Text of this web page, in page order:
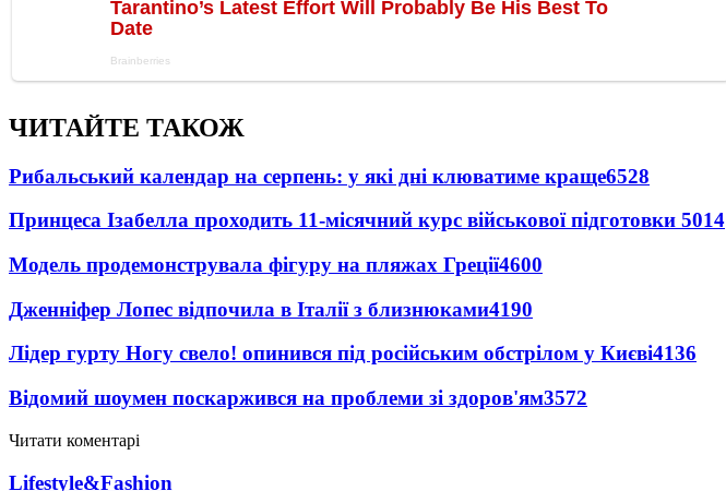
ЧИТАЙТЕ ТАКОЖ
Рибальський календар на серпень: у які дні клюватиме краще6528
Принцеса Ізабелла проходить 11-місячний курс військової підготовки 5014
Модель продемонструвала фігуру на пляжах Греції4600
Дженніфер Лопес відпочила в Італії з близнюками4190
Лідер гурту Ногу свело! опинився під російським обстрілом у Києві4136
Відомий шоумен поскаржився на проблеми зі здоров'ям3572
Читати коментарі
Lifestyle&Fashion